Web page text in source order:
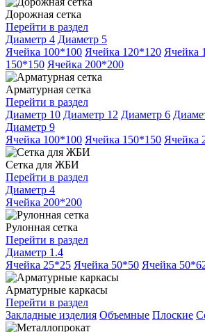
Дорожная сетка
Перейти в раздел
Диаметр 4 Диаметр 5
Ячейка 100*100 Ячейка 120*120 Ячейка
150*150 Ячейка 200*200
Арматурная сетка
Перейти в раздел
Диаметр 10 Диаметр 12 Диаметр 6
Диаметр 9
Ячейка 100*100 Ячейка 150*150 Ячейка
Сетка для ЖБИ
Перейти в раздел
Диаметр 4
Ячейка 200*200
Рулонная сетка
Перейти в раздел
Диаметр 1.4
Ячейка 25*25 Ячейка 50*50 Ячейка
Арматурные каркасы
Перейти в раздел
Закладные изделия Объемные Плоские